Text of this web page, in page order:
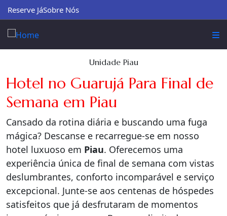
Reserve JáSobre Nós
Unidade Piau
Hotel no Guarujá Para Final de
Semana em Piau
Cansado da rotina diária e buscando uma fuga
mágica? Descanse e recarregue-se em nosso
hotel luxuoso em Piau. Oferecemos uma
experiência única de final de semana com vistas
deslumbrantes, conforto incomparável e serviço
excepcional. Junte-se aos centenas de hóspedes
satisfeitos que já desfrutaram de momentos